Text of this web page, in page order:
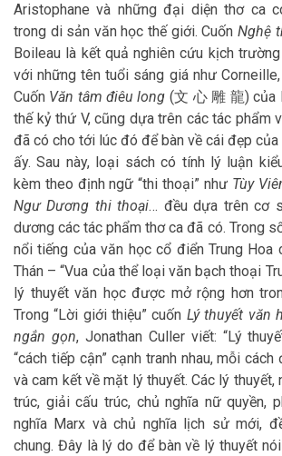
Aristophane và những đại diện thơ ca
trong di sản văn học thế giới. Cuốn Nghệ
Boileau là kết quả nghiên cứu kịch
với những tên tuổi sáng giá như
Cuốn Văn tâm điêu long (文 心 雕 龍) của
thế kỷ thứ V, cũng dựa trên các tác phẩm
đã có cho tới lúc đó để bàn về cái đẹp của
ấy. Sau này, loại sách có tính lý luận
kèm theo định ngữ “thi thoại” như Tùy
Ngư Dương thi thoại… đều dựa trên cơ
dương các tác phẩm thơ ca đã có. Trong
nổi tiếng của văn học cổ điển Trung Hoa
Thán – “Vua của thể loại văn bạch thoại
lý thuyết văn học được mở rộng hơn
Trong “Lời giới thiệu” cuốn Lý thuyết văn
ngắn gọn, Jonathan Culler viết: “Lý
“cách tiếp cận” cạnh tranh nhau, mỗi
và cam kết về mặt lý thuyết. Các lý thuyết,
trúc, giải cấu trúc, chủ nghĩa nữ quyền,
nghĩa Marx và chủ nghĩa lịch sử mới,
chung. Đây là lý do để bàn về lý thuyết